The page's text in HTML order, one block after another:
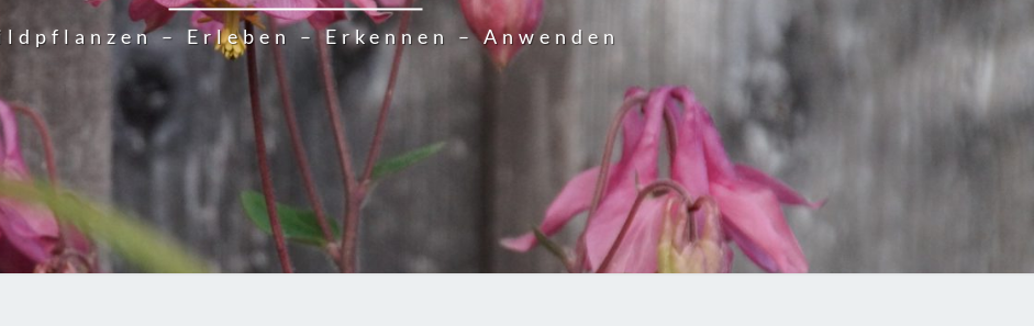
– Erleben – Erkennen – Anwenden